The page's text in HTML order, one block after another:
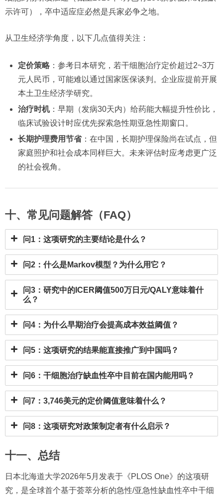
示许可），卒中适应症必然是兵家必争之地。
从卫生经济学角度，以下几点值得关注：
定价策略：参考日本研究，若干细胞治疗定价超过2~3万
元人民币，可能难以通过国家医保谈判。企业应提前开展
本土卫生经济学研究。
治疗时机：早期（发病30天内）给药能大幅提升性价比，
临床试验设计时应优先探索急性期亚急性期窗口。
长期护理费用节省：在中国，长期护理保险尚在试点，但
家庭照护和社会成本同样巨大。未来评估时应考虑更广泛
的社会视角。
十、常见问题解答（FAQ）
问1：这项研究的主要结论是什么？
问2：什么是Markov模型？为什么用它？
问3：研究中的ICER阈值500万日元/QALY意味着什
么？
问4：为什么早期治疗会提高成本效益阈值？
问5：这项研究的结果能直接推广到中国吗？
问6：干细胞治疗缺血性卒中目前在国内能用吗？
问7：3,746美元的定价阈值意味着什么？
问8：这项研究对政策制定者有什么启示？
十一、总结
日本北海道大学2026年5月发表于《PLOS One》的这项研
究，是全球首个基于荟萃分析的急性/亚急性缺血性卒中干细